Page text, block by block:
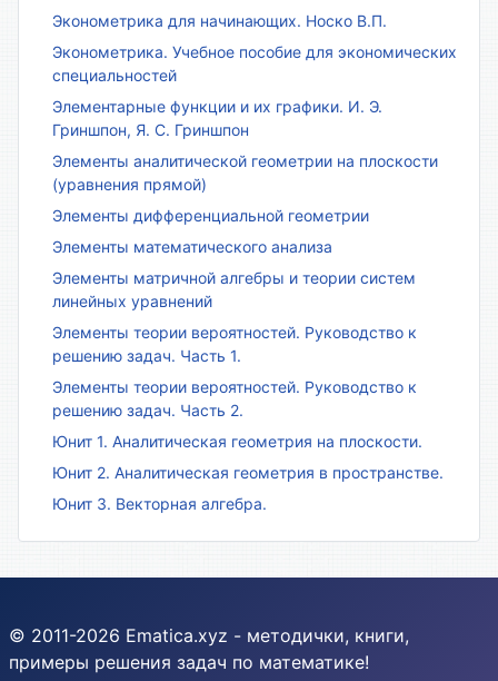
Эконометрика для начинающих. Носко В.П.
Эконометрика. Учебное пособие для экономических
специальностей
Элементарные функции и их графики. И. Э.
Гриншпон, Я. С. Гриншпон
Элементы аналитической геометрии на плоскости
(уравнения прямой)
Элементы дифференциальной геометрии
Элементы математического анализа
Элементы матричной алгебры и теории систем
линейных уравнений
Элементы теории вероятностей. Руководство к
решению задач. Часть 1.
Элементы теории вероятностей. Руководство к
решению задач. Часть 2.
Юнит 1. Аналитическая геометрия на плоскости.
Юнит 2. Аналитическая геометрия в пространстве.
Юнит 3. Векторная алгебра.
© 2011-2026 Ematica.xyz - методички, книги,
примеры решения задач по математике!